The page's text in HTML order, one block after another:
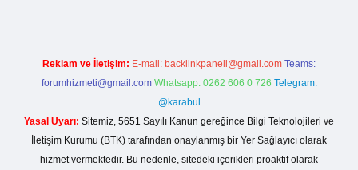
Reklam ve İletişim: E-mail: backlinkpaneli@gmail.com Teams:
forumhizmeti@gmail.com Whatsapp: 0262 606 0 726 Telegram:
@karabul
Yasal Uyarı: Sitemiz, 5651 Sayılı Kanun gereğince Bilgi Teknolojileri ve
İletişim Kurumu (BTK) tarafından onaylanmış bir Yer Sağlayıcı olarak
hizmet vermektedir. Bu nedenle, sitedeki içerikleri proaktif olarak